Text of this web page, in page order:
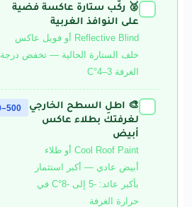
🥈 ركّب ستارة عاكسة فضية
على النوافذ الغربية
Reflective Blind أو فويل عاكس
خلف الستارة الحالية — تخفض درجة
الغرفة 3–4°C
🎨 اطلِ السطح الخارجي
لغرفتك بطلاء عاكس
أبيض
Cool Roof Paint أو طلاء
أبيض عادي — أكبر استثمار
بأكبر عائد: -5 إلى -8°C في
حرارة الغرفة
500–1500 جنيه / ريال للغرفة